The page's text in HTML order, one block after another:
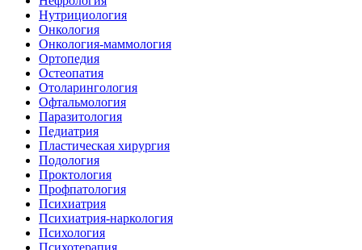
Нутрициология
Онкология
Онкология-маммология
Ортопедия
Остеопатия
Отоларингология
Офтальмология
Паразитология
Педиатрия
Пластическая хирургия
Подология
Проктология
Профпатология
Психиатрия
Психиатрия-наркология
Психология
Психотерапия